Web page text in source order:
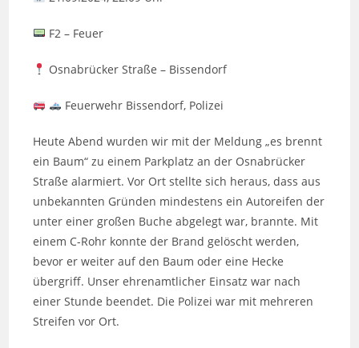
F2 – Feuer
Osnabrücker Straße – Bissendorf
Feuerwehr Bissendorf, Polizei
Heute Abend wurden wir mit der Meldung „es brennt
ein Baum“ zu einem Parkplatz an der Osnabrücker
Straße alarmiert. Vor Ort stellte sich heraus, dass aus
unbekannten Gründen mindestens ein Autoreifen der
unter einer großen Buche abgelegt war, brannte. Mit
einem C-Rohr konnte der Brand gelöscht werden,
bevor er weiter auf den Baum oder eine Hecke
übergriff. Unser ehrenamtlicher Einsatz war nach
einer Stunde beendet. Die Polizei war mit mehreren
Streifen vor Ort.